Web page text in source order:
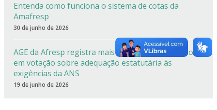
Entenda como funciona o sistema de cotas da
Amafresp
30 de junho de 2026
AGE da Afresp registra mais de 90% de aprovação
em votação sobre adequação estatutária às
exigências da ANS
19 de junho de 2026